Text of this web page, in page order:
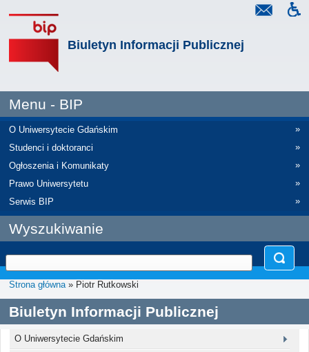
Biuletyn Informacji Publicznej
Menu - BIP
O Uniwersytecie Gdańskim
»
Studenci i doktoranci
»
Ogłoszenia i Komunikaty
»
Prawo Uniwersytetu
»
Serwis BIP
»
Wyszukiwanie
Strona główna» Piotr Rutkowski
Biuletyn Informacji Publicznej
O Uniwersytecie Gdańskim